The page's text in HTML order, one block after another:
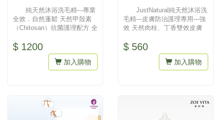
純天然沐浴洗毛精---專業
全效．自然蓬鬆 天然甲殼素
（Chitosan）抗菌護理配方 全
$ 1200
加入購物
JustNatural純天然沐浴洗
毛精---皮膚防治護理專用---強
效 天然肉桂、丁香雙效皮膚
$ 560
加入購物